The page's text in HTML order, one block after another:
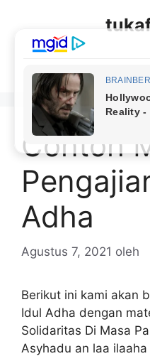
Contoh
Adha
Agustus 7, 2021 oleh
Berikut ini kami akan
Idul Adha dengan
Solidaritas Di Masa
Asyhadu an laa